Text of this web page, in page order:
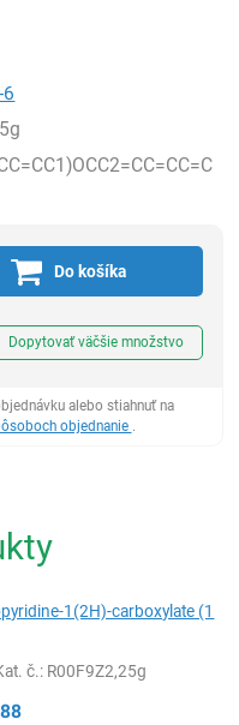
Do košíka
Dopytovať väčšie množstvo
alebo stiahnuť na
objednanie .
1(2H)-carboxylate (1
č.: R00F9Z2,25g